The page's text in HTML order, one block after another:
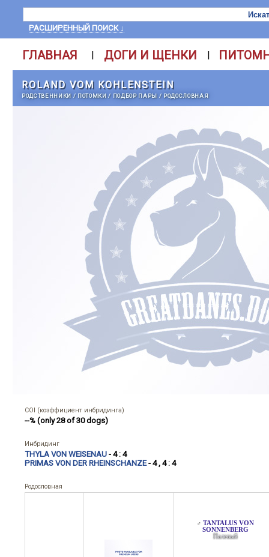
РАСШИРЕННЫЙ ПОИСК ↓
ГЛАВНАЯ | ДОГИ И ЩЕНКИ |
ROLAND VOM KOHLENSTEIN
РОДСТВЕННИКИ / ПОТОМКИ/ ПОДБОР ПАРЫ / РОДОСЛОВНАЯ
COI (коэффициент инбридинга)
--% (only 28 of 30 dogs)
Инбридинг
THYLA VON WEISENAU - 4 : 4
PRIMAS VON DER RHEINSCHANZE- 4 , 4 : 4
Родословная
♂ TANTALUS VON
SONNENBERG
Палевый